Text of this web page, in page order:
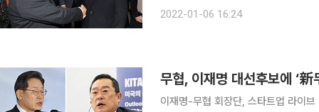
는 이날 서울 코엑스에서 한국무역협
2022-01-06 16:24
무협, 이재명 대선후보에 ‘新
이재명-무협 회장단, 스타트업 라이브 대